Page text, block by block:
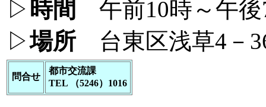
▷ 時間
午前10時～午後
▷場所 台東区浅草4－
問合せ
都市交流課
TEL （5246）1016